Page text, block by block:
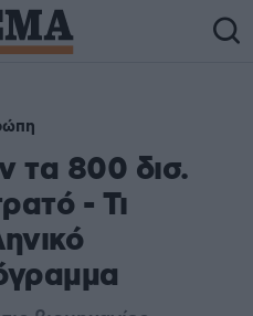
τα 800 δισ.
- Τι